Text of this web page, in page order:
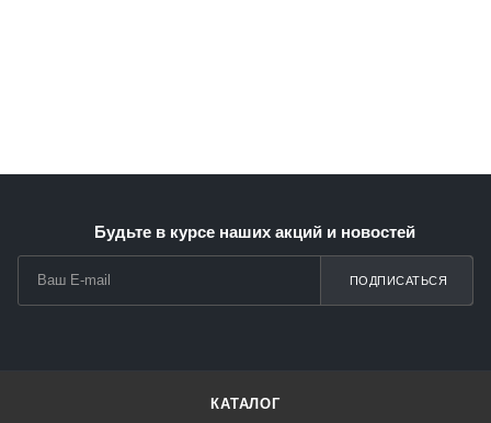
Будьте в курсе наших акций и новостей
ПОДПИСАТЬСЯ
КАТАЛОГ